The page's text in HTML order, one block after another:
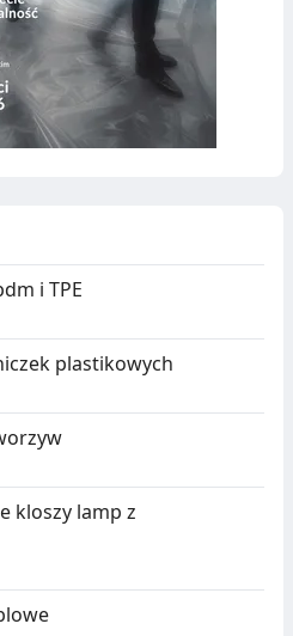
i TPE
plastikowych
kloszy lamp z